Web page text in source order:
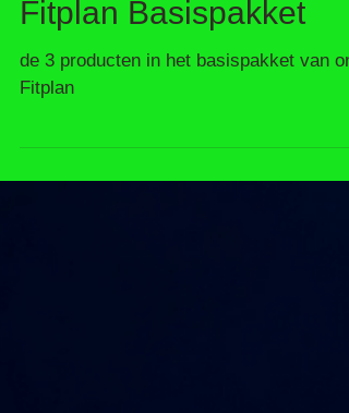
producten uit het
Fitplan Basispakket
Fitplan